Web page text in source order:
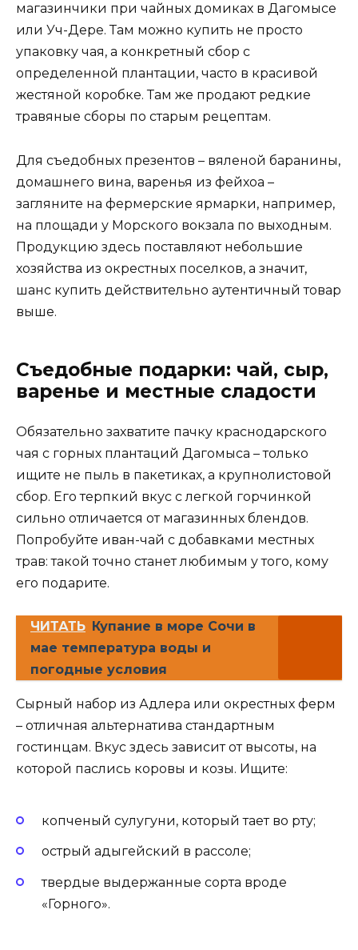
магазинчики при чайных домиках в Дагомысе
или Уч-Дере. Там можно купить не просто
упаковку чая, а конкретный сбор с
определенной плантации, часто в красивой
жестяной коробке. Там же продают редкие
травяные сборы по старым рецептам.
Для съедобных презентов – вяленой баранины,
домашнего вина, варенья из фейхоа –
загляните на фермерские ярмарки, например,
на площади у Морского вокзала по выходным.
Продукцию здесь поставляют небольшие
хозяйства из окрестных поселков, а значит,
шанс купить действительно аутентичный товар
выше.
Съедобные подарки: чай, сыр,
варенье и местные сладости
Обязательно захватите пачку краснодарского
чая с горных плантаций Дагомыса – только
ищите не пыль в пакетиках, а крупнолистовой
сбор. Его терпкий вкус с легкой горчинкой
сильно отличается от магазинных блендов.
Попробуйте иван-чай с добавками местных
трав: такой точно станет любимым у того, кому
его подарите.
ЧИТАТЬ Купание в море Сочи в
мае температура воды и
погодные условия
Сырный набор из Адлера или окрестных ферм
– отличная альтернатива стандартным
гостинцам. Вкус здесь зависит от высоты, на
которой паслись коровы и козы. Ищите:
копченый сулугуни, который тает во рту;
острый адыгейский в рассоле;
твердые выдержанные сорта вроде
«Горного».